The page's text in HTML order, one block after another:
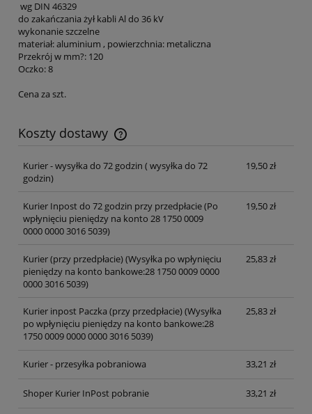
wg DIN 46329
do zakańczania żył kabli Al do 36 kV
wykonanie szczelne
materiał: aluminium , powierzchnia: metaliczna
Przekrój w mm?: 120
Oczko: 8
Cena za szt.
Koszty dostawy
Cena nie zawiera ewentualnych kosztów płatności
Kurier - wysyłka do 72 godzin ( wysyłka do 72
godzin)
19,50 zł
Kurier Inpost do 72 godzin przy przedpłacie(Po
wpłynięciu pieniędzy na konto 28 1750 0009
0000 0000 3016 5039)
19,50 zł
Kurier (przy przedpłacie)(Wysyłka po wpłynięciu
pieniędzy na konto bankowe:28 1750 0009 0000
0000 3016 5039)
25,83 zł
Kurier inpost Paczka (przy przedpłacie)(Wysyłka
po wpłynięciu pieniędzy na konto bankowe:28
1750 0009 0000 0000 3016 5039)
25,83 zł
Kurier - przesyłka pobraniowa 33,21 zł
Shoper Kurier InPost pobranie 33,21 zł